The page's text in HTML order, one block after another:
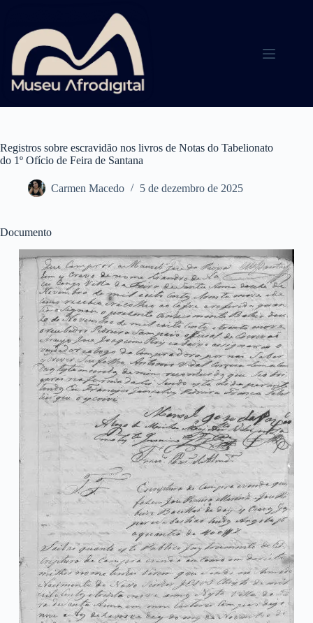
conteúdo
Registros sobre escravidão nos livros de Notas do Tabelionato
do 1º Ofício de Feira de Santana
Carmen Macedo 5 de dezembro de 2025
Documento